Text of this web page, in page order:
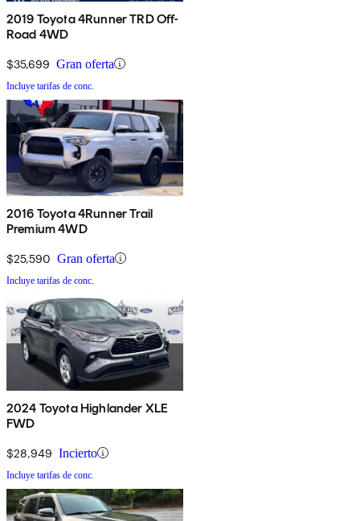
2019 Toyota 4Runner TRD Off-
Road 4WD
$35,699 Gran oferta
Incluye tarifas de conc.
2016 Toyota 4Runner Trail
Premium 4WD
$25,590 Gran oferta
Incluye tarifas de conc.
2024 Toyota Highlander XLE
FWD
$28,949 Incierto
Incluye tarifas de conc.